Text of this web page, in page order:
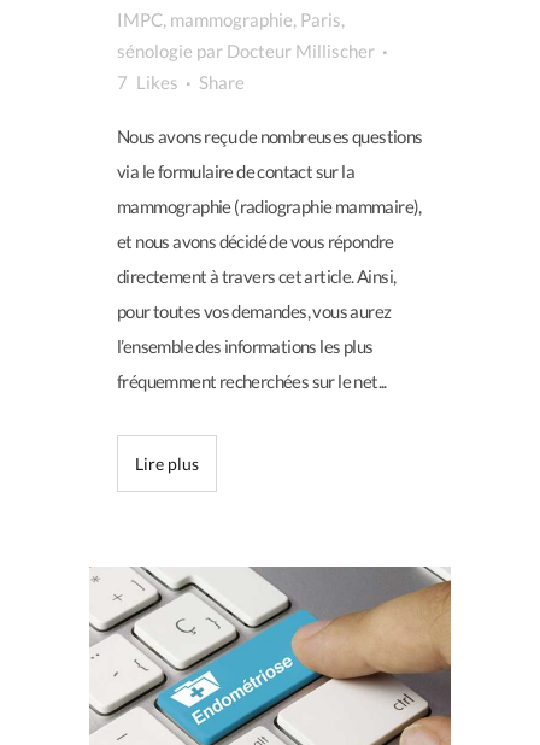
IMPC, mammographie, Paris,
sénologie par Docteur Millischer
7 Likes Share
Nous avons reçu de nombreuses questions
via le formulaire de contact sur la
mammographie (radiographie mammaire),
et nous avons décidé de vous répondre
directement à travers cet article. Ainsi,
pour toutes vos demandes, vous aurez
l’ensemble des informations les plus
fréquemment recherchées sur le net...
Lire plus